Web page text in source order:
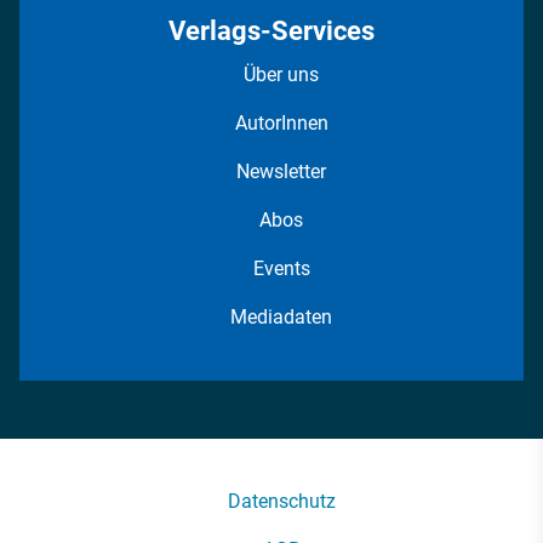
Verlags-Services
Über uns
AutorInnen
Newsletter
Abos
Events
Mediadaten
Datenschutz